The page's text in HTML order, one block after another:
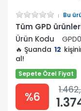
Bu
Tüm GPD
Ürün Kodu
🔥 Şuanda 12
al!
Sepete Özel Fiyat
%6